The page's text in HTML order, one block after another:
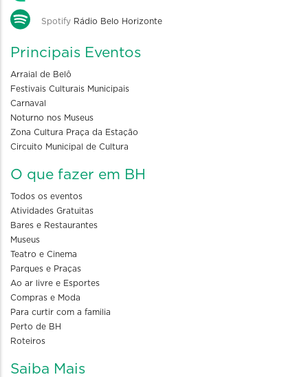
Spotify Rádio Belo Horizonte
Principais Eventos
Arraial de Belô
Festivais Culturais Municipais
Carnaval
Noturno nos Museus
Zona Cultura Praça da Estação
Circuito Municipal de Cultura
O que fazer em BH
Todos os eventos
Atividades Gratuitas
Bares e Restaurantes
Museus
Teatro e Cinema
Parques e Praças
Ao ar livre e Esportes
Compras e Moda
Para curtir com a familia
Perto de BH
Roteiros
Saiba Mais